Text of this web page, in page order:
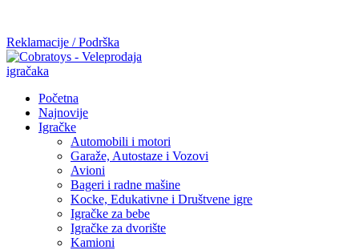
Reklamacije / Podrška
Početna
Najnovije
Igračke
Automobili i motori
Garaže, Autostaze i Vozovi
Avioni
Bageri i radne mašine
Kocke, Edukativne i Društvene igre
Igračke za bebe
Igračke za dvorište
Kamioni